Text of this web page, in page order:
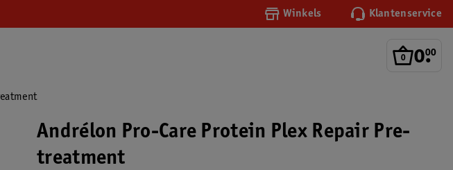
Winkels Klantenservice
0.
00
Andrélon Pro-Care Protein Plex Repair Pre-
treatment